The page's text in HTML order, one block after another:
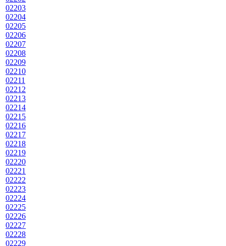
02203
02204
02205
02206
02207
02208
02209
02210
02211
02212
02213
02214
02215
02216
02217
02218
02219
02220
02221
02222
02223
02224
02225
02226
02227
02228
02229